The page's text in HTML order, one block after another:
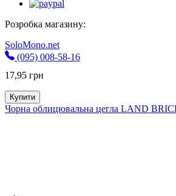
17,95 грн
Купити
Чорна облицювальна цегла LAND
Розробка магазину:
SoloMono.net
(095) 008-58-16